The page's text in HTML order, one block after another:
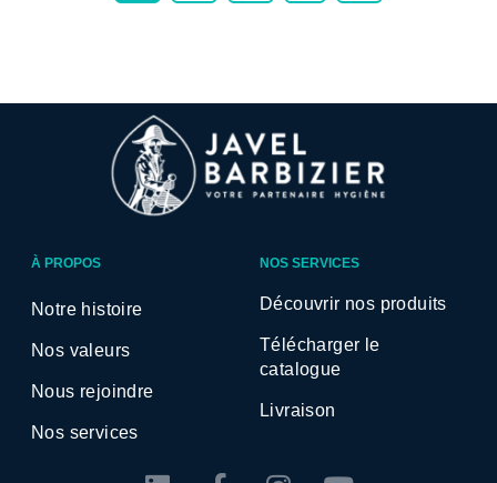
À PROPOS
Notre histoire
Nos valeurs
Nous rejoindre
Nos services
NOS SERVICES
Découvrir nos produits
Télécharger le
catalogue
Livraison